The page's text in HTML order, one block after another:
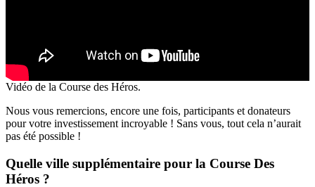
Vidéo de la Course des Héros.
Nous vous remercions, encore une fois, participants et donateurs
pour votre investissement incroyable ! Sans vous, tout cela n’aurait
pas été possible !
Quelle ville supplémentaire pour la Course Des
Héros ?